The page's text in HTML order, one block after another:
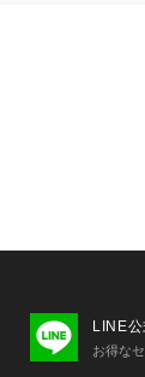
LINE公
お得な